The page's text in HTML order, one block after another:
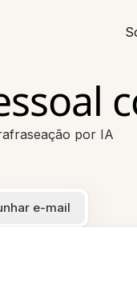
por IA
e-mail